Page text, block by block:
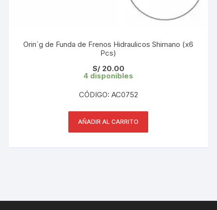
Orin´g de Funda de Frenos Hidraulicos Shimano (x6
Pcs)
S/20.00
4 disponibles
CÓDIGO: AC0752
AÑADIR AL CARRITO